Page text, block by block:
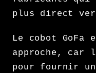
plus direct
Le cobot
approche, car
pour fournir